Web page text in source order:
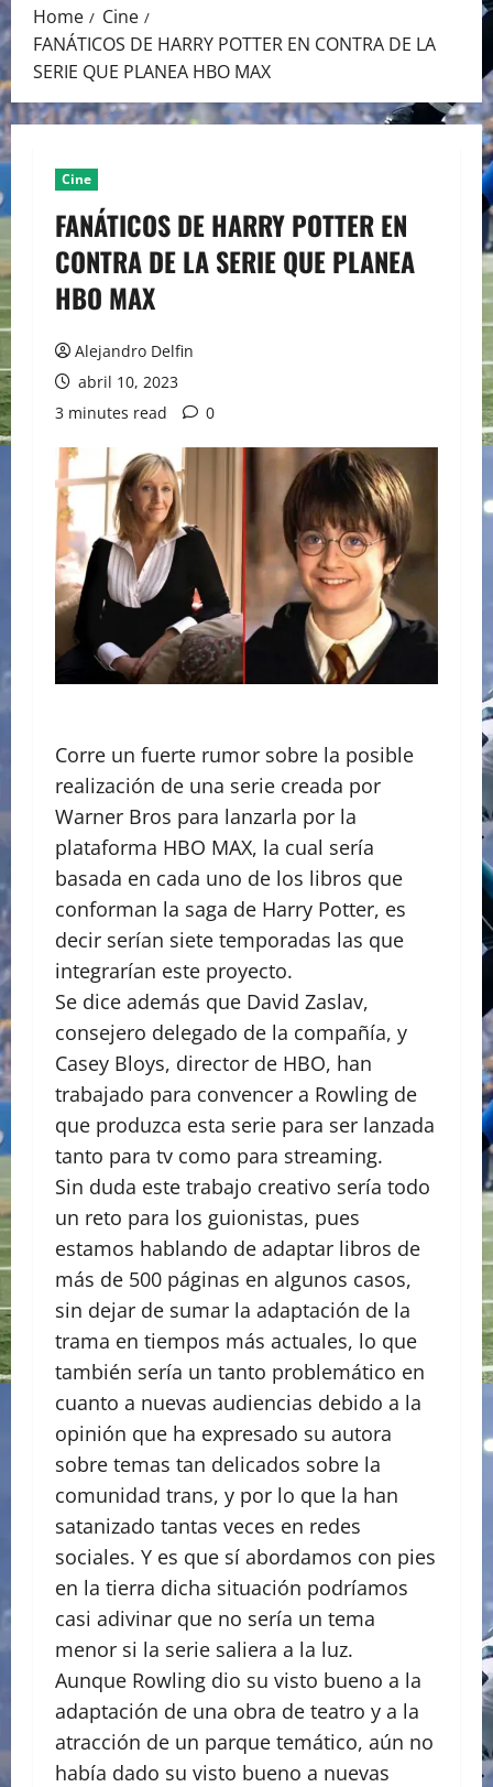
Home
Cine
FANÁTICOS DE HARRY POTTER EN CONTRA DE LA
SERIE QUE PLANEA HBO MAX
Cine
FANÁTICOS DE HARRY POTTER EN
CONTRA DE LA SERIE QUE PLANEA
HBO MAX
Alejandro Delfin
abril 10, 2023
3 minutes read
0
Corre un fuerte rumor sobre la posible
realización de una serie creada por
Warner Bros para lanzarla por la
plataforma HBO MAX, la cual sería
basada en cada uno de los libros que
conforman la saga de Harry Potter, es
decir serían siete temporadas las que
integrarían este proyecto.
Se dice además que David Zaslav,
consejero delegado de la compañía, y
Casey Bloys, director de HBO, han
trabajado para convencer a Rowling de
que produzca esta serie para ser lanzada
tanto para tv como para streaming.
Sin duda este trabajo creativo sería todo
un reto para los guionistas, pues
estamos hablando de adaptar libros de
más de 500 páginas en algunos casos,
sin dejar de sumar la adaptación de la
trama en tiempos más actuales, lo que
también sería un tanto problemático en
cuanto a nuevas audiencias debido a la
opinión que ha expresado su autora
sobre temas tan delicados sobre la
comunidad trans, y por lo que la han
satanizado tantas veces en redes
sociales. Y es que sí abordamos con pies
en la tierra dicha situación podríamos
casi adivinar que no sería un tema
menor si la serie saliera a la luz.
Aunque Rowling dio su visto bueno a la
adaptación de una obra de teatro y a la
atracción de un parque temático, aún no
había dado su visto bueno a nuevas